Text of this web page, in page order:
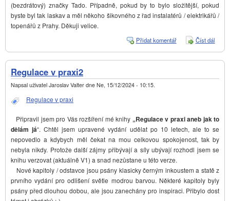
(bezdrátový) značky Tado. Případně, pokud by to bylo složitější, pokud
byste byl tak laskav a měl někoho šikovného z řad instalatérů / elektrikářů /
topenářů z Prahy. Děkuji velice.
Číst dál
Přidat komentář
Regulace v praxi2
Napsal uživatel Jaroslav Valter dne Ne, 15/12/2024 - 10:15.
Regulace v praxi
Připravil jsem pro Vás rozšíření mé knihy „Regulace v praxi aneb jak to
dělám já“. Chtěl jsem upravené vydání udělat po 10 letech, ale to se
nepovedlo a kdybych měl čekat na mou celkovou spokojenost, tak by
nebyla nikdy. Protože další zájmy přibývají a síly ubývají rozhodl jsem se
knihu verzovat (aktuálně V1) a snad nezůstane u této verze.
Nové kapitoly / odstavce jsou psány klasicky černým inkoustem a statě z
prvního vydání pro odlišení světle modrou barvou. Některé kapitoly byly
psány před dlouhou dobou, ale jsou zanechány pro inspiraci. Přibylo dost